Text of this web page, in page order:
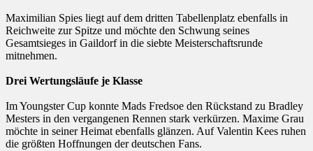
Maximilian Spies liegt auf dem dritten Tabellenplatz ebenfalls in
Reichweite zur Spitze und möchte den Schwung seines
Gesamtsieges in Gaildorf in die siebte Meisterschaftsrunde
mitnehmen.
Drei Wertungsläufe je Klasse
Im Youngster Cup konnte Mads Fredsoe den Rückstand zu Bradley
Mesters in den vergangenen Rennen stark verkürzen. Maxime Grau
möchte in seiner Heimat ebenfalls glänzen. Auf Valentin Kees ruhen
die größten Hoffnungen der deutschen Fans.